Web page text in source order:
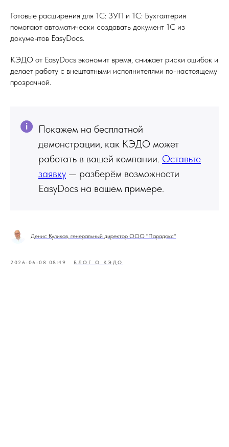
Готовые расширения для 1С: ЗУП и 1С: Бухгалтерия
помогают автоматически создавать документ 1С из
документов EasyDocs.
КЭДО от EasyDocs экономит время, снижает риски ошибок и
делает работу с внештатными исполнителями по-настоящему
прозрачной.
Покажем на бесплатной
демонстрации, как КЭДО может
работать в вашей компании. Оставьте
заявку — разберём возможности
EasyDocs на вашем примере.
Денис Куликов, генеральный директор ООО "Парадокс"
2026-06-08 08:49 БЛОГ О КЭДО